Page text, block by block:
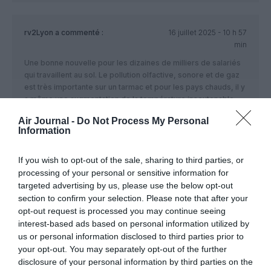
Air Journal - Do Not Process My Personal
Information
If you wish to opt-out of the sale, sharing to third parties, or
processing of your personal or sensitive information for
targeted advertising by us, please use the below opt-out
section to confirm your selection. Please note that after your
opt-out request is processed you may continue seeing
interest-based ads based on personal information utilized by
us or personal information disclosed to third parties prior to
your opt-out. You may separately opt-out of the further
disclosure of your personal information by third parties on the
rv2Lyon a commenté :
16 juillet 2025 - 10 h 57
min
Une bonne nouvelle pour les dizaines de milliers de salariés
qui travaillent au sol. Le pollution olfactive, sonore et de gaz
est très importante sur un tarmac et pour les pays chauds, il y
a même une augmentation de la température insoutenable.
La mise en place comme celle qui aurait pu être faite par le
train électrique proposé par Safran si mes souvenirs sont
RÉPONDRE
Olivierma commenté :
16 juillet 2025 - 13 h 03
min
Et il pourrait continuer avec un treuil électrique pour le
décollage, comme les planeurs 😂